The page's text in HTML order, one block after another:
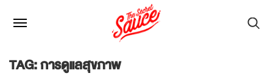
TAG: การดูแลสุขภาพ